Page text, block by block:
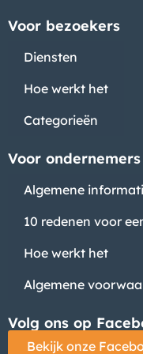
Voor bezoekers
Diensten
Hoe werkt het
Categorieën
Voor ondernemers
Algemene
10 redenen voor
Hoe werkt het
Algemene
Volg ons op
Bekijk onze